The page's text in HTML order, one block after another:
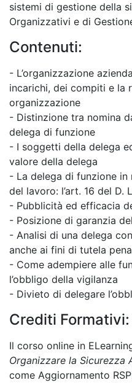
sistemi di gestione della
Organizzativi e di
Contenuti:
- L’organizzazione
incarichi, dei compiti e la
organizzazione
- Distinzione tra nomina
delega di funzione
- I soggetti della delega
valore della delega
- La delega di funzione in
del lavoro: l’art. 16 del D.
- Pubblicità ed efficacia
- Posizione di garanzia
- Analisi di una delega
anche ai fini di tutela
- Come adempiere alle
l’obbligo della vigilanza
- Divieto di delegare
Crediti Formativi:
Il corso online in
Organizzare la Sicurezza
come Aggiornamento